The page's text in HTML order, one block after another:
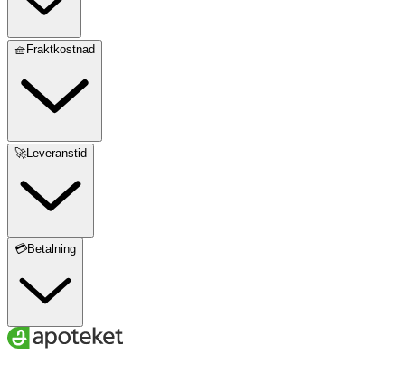
🧺Fraktkostnad
🚀Leveranstid
💳Betalning